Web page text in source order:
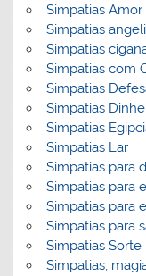
Simpatias Amor
Simpatias
Simpatias
Simpatias com
Simpatias
Simpatias
Simpatias
Simpatias Lar
Simpatias para
Simpatias para
Simpatias para
Simpatias para
Simpatias Sorte
Simpatias,